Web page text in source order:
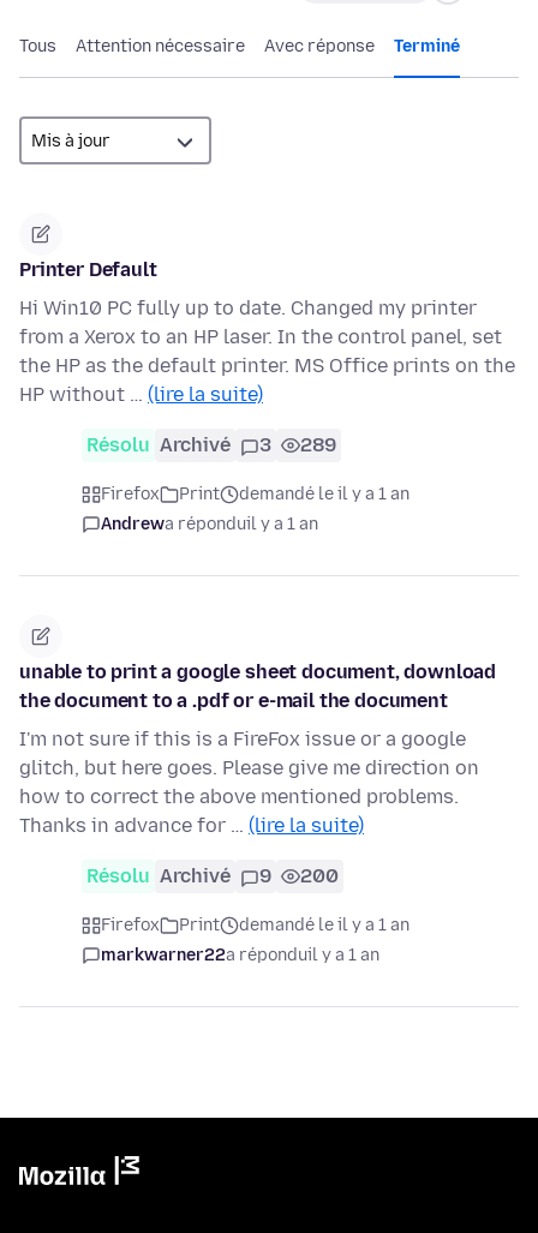
Tous Attention nécessaire Avec réponse Terminé
Printer Default
Hi Win10 PC fully up to date. Changed my printer
from a Xerox to an HP laser. In the control panel, set
the HP as the default printer. MS Office prints on the
HP without … (lire la suite)
Résolu Archivé 3 289
Firefox Print
demandé le il y a 1 an
Andrewa réponduil y a 1 an
unable to print a google sheet document, download
the document to a .pdf or e-mail the document
I'm not sure if this is a FireFox issue or a google
glitch, but here goes. Please give me direction on
how to correct the above mentioned problems.
Thanks in advance for … (lire la suite)
Résolu Archivé 9 200
Firefox Print
demandé le il y a 1 an
markwarner22a réponduil y a 1 an